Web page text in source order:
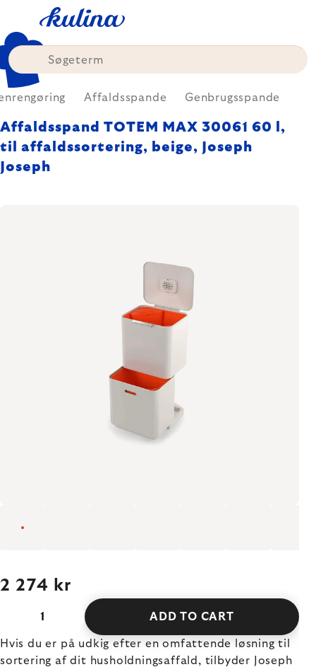
content
Affaldsspande Genbrugsspande
Affaldsspand TOTEM MAX 30061 60 l,
til affaldssortering, beige, Joseph
Joseph
2 274 kr
ADD TO CART
Hvis du er på udkig efter en omfattende løsning til
sortering af dit husholdningsaffald, tilbyder Joseph